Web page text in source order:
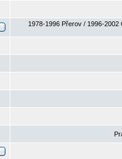
1978-1996 Přerov / 1996-2002